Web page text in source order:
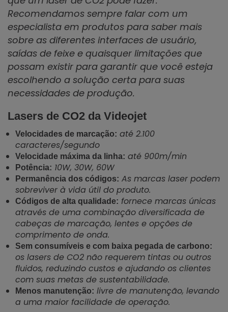
Recomendamos sempre falar com um
especialista em produtos para saber mais
sobre as diferentes interfaces de usuário,
saídas de feixe e quaisquer limitações que
possam existir para garantir que você esteja
escolhendo a solução certa para suas
necessidades de produção.
Lasers de CO2 da Videojet
Velocidades de marcação: até 2.100
caracteres/segundo
Velocidade máxima da linha: até 900m/min
Potência: 10W, 30W, 60W
Permanência dos códigos: As marcas laser podem
sobreviver à vida útil do produto.
Códigos de alta qualidade: fornece marcas únicas
através de uma combinação diversificada de
cabeças de marcação, lentes e opções de
comprimento de onda.
Sem consumíveis e com baixa pegada de carbono:
os lasers de CO2 não requerem tintas ou outros
fluidos, reduzindo custos e ajudando os clientes
com suas metas de sustentabilidade.
Menos manutenção: livre de manutenção, levando
a uma maior facilidade de operação.